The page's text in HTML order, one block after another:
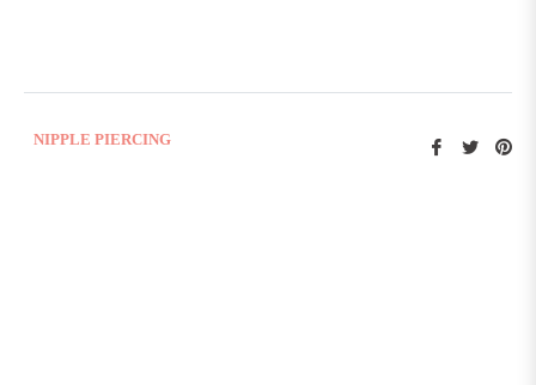
NIPPLE PIERCING
Condividi
TwittaPin